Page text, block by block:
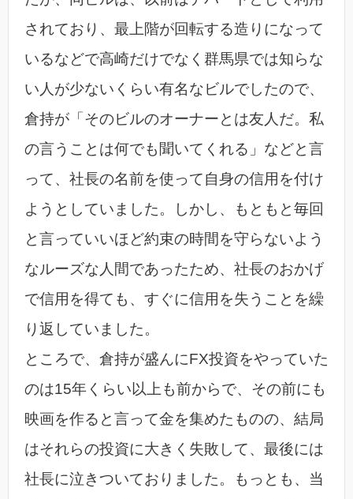
されており、最上階が回転する造りになって
いるなどで高崎だけでなく群馬県では知らな
い人が少ないくらい有名なビルでしたので、
倉持が「そのビルのオーナーとは友人だ。私
の言うことは何でも聞いてくれる」などと言
って、社長の名前を使って自身の信用を付け
ようとしていました。しかし、もともと毎回
と言っていいほど約束の時間を守らないよう
なルーズな人間であったため、社長のおかげ
で信用を得ても、すぐに信用を失うことを繰
り返していました。
ところで、倉持が盛んにFX投資をやっていた
のは15年くらい以上も前からで、その前にも
映画を作ると言って金を集めたものの、結局
はそれらの投資に大きく失敗して、最後には
社長に泣きついておりました。もっとも、当